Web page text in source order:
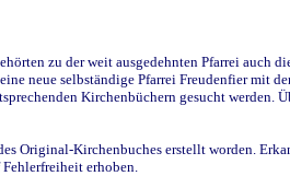
zu der weit ausgedehnten Pfarrei auch
neue selbständige Pfarrei Freudenfier mit
Kirchenbüchern gesucht werden.
Original-Kirchenbuches erstellt worden.
erhoben.